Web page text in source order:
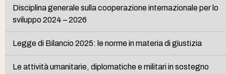
Disciplina generale sulla cooperazione internazionale per lo
sviluppo 2024 – 2026
Legge di Bilancio 2025: le norme in materia di giustizia
Le attività umanitarie, diplomatiche e militari in sostegno